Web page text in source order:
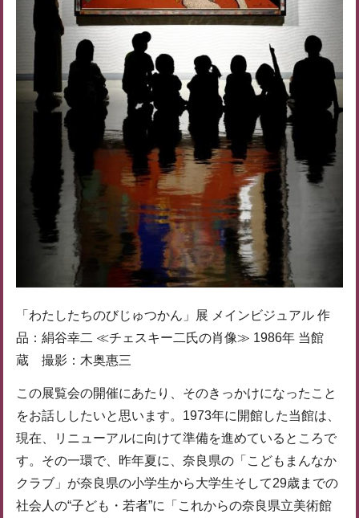
「わたしたちのびじゅつかん」展 メインビジュアル 作
品：絹谷幸二 ≪チェスキー二氏の肖像≫ 1986年 当館
蔵 撮影：木奥惠三
この展覧会の開催にあたり、そのきっかけになったこと
をお話ししたいと思います。1973年に開館した当館は、
現在、リニューアルに向けて準備を進めているところで
す。その一環で、昨年夏に、奈良県の「こどもまんなか
クラブ」が奈良県の小学生から大学生そして29歳までの
社会人の“子ども・若者”に「これからの奈良県立美術館